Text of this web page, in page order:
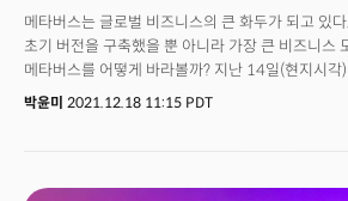
메타버스는 글로벌 비즈니스의 큰 화두가 되고 있
초기 버전을 구축했을 뿐 아니라 가장 큰 비즈니스
메타버스를 어떻게 바라볼까? 지난 14일(현지시각) 게임 산업을 대표하는
두명의 게임 개발 전문가들은 블룸버그 테크놀로지
맺고 럼블버스(Rumbleverse)를 발표한 아담 보
박윤미 2021.12.18 11:15 PDT